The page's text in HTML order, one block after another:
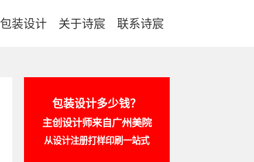
包装设计 关于诗宸 联系诗宸
包装设计多少钱？
主创设计师来自广州美院
从设计注册打样印刷一站式